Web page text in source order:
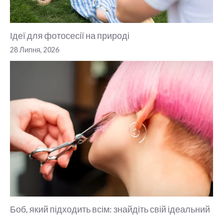
Ідеї для фотосесії на природі
28 Липня, 2026
Боб, який підходить всім: знайдіть свій ідеальний